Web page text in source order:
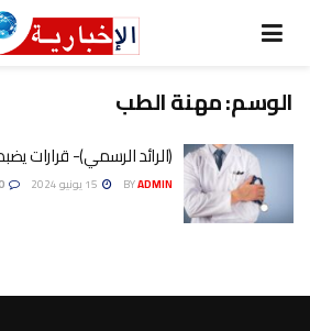
الوسم:مهنة الطب
(الرائد الرسمي)- قرارات
BYADMIN